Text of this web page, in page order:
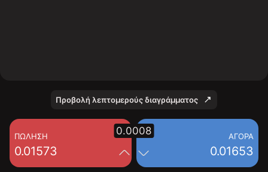
Προβολή λεπτομερούς διαγράμματος
ΠΏΛΗΣΗ
0.01573
ΑΓΟΡΆ
0.01653
0.0008